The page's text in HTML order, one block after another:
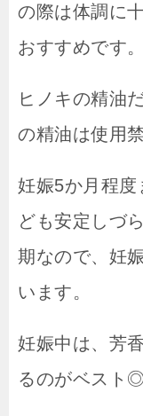
の際は体調に
おすすめです。
ヒノキの精油
の精油は使用
妊娠5か月程度
ども安定しづ
期なので、妊
います。
妊娠中は、芳
るのがベスト◎